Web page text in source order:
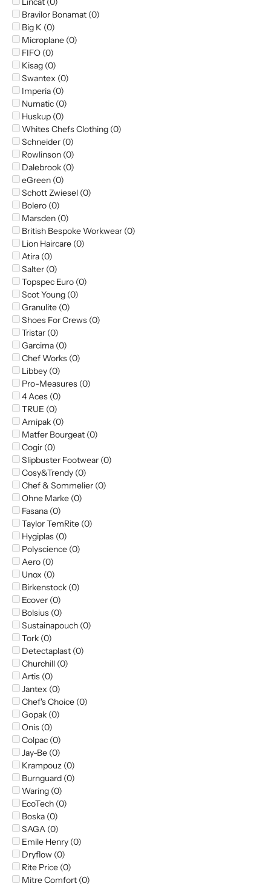
Bravilor Bonamat (0)
Big K (0)
Microplane (0)
FIFO (0)
Kisag (0)
Swantex (0)
Imperia (0)
Numatic (0)
Huskup (0)
Whites Chefs Clothing (0)
Schneider (0)
Rowlinson (0)
Dalebrook (0)
eGreen (0)
Schott Zwiesel (0)
Bolero (0)
Marsden (0)
British Bespoke Workwear (0)
Lion Haircare (0)
Atira (0)
Salter (0)
Topspec Euro (0)
Scot Young (0)
Granulite (0)
Shoes For Crews (0)
Tristar (0)
Garcima (0)
Chef Works (0)
Libbey (0)
Pro-Measures (0)
4 Aces (0)
TRUE (0)
Amipak (0)
Matfer Bourgeat (0)
Cogir (0)
Slipbuster Footwear (0)
Cosy&Trendy (0)
Chef & Sommelier (0)
Ohne Marke (0)
Fasana (0)
Taylor TemRite (0)
Hygiplas (0)
Polyscience (0)
Aero (0)
Unox (0)
Birkenstock (0)
Ecover (0)
Bolsius (0)
Sustainapouch (0)
Tork (0)
Detectaplast (0)
Churchill (0)
Artis (0)
Jantex (0)
Chef's Choice (0)
Gopak (0)
Onis (0)
Colpac (0)
Jay-Be (0)
Krampouz (0)
Burnguard (0)
Waring (0)
EcoTech (0)
Boska (0)
SAGA (0)
Emile Henry (0)
Dryflow (0)
Rite Price (0)
Mitre Comfort (0)